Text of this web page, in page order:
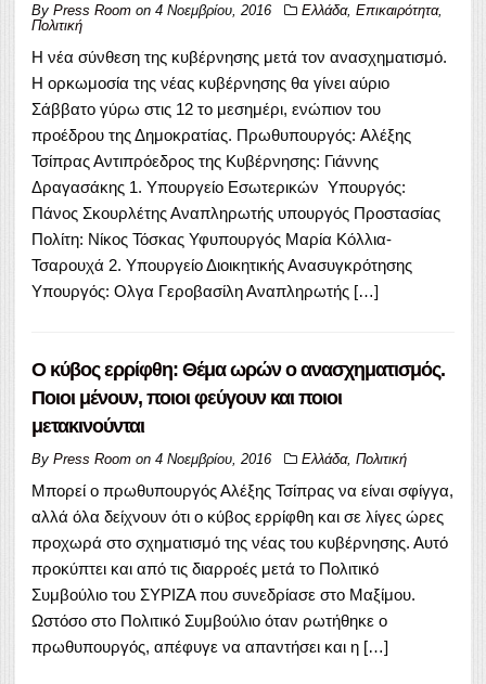
By Press Room on 4 Νοεμβρίου, 2016 Ελλάδα, Επικαιρότητα,
Πολιτική
Η νέα σύνθεση της κυβέρνησης μετά τον ανασχηματισμό.
Η ορκωμοσία της νέας κυβέρνησης θα γίνει αύριο
Σάββατο γύρω στις 12 το μεσημέρι, ενώπιον του
προέδρου της Δημοκρατίας. Πρωθυπουργός: Αλέξης
Τσίπρας Αντιπρόεδρος της Κυβέρνησης: Γιάννης
Δραγασάκης 1. Υπουργείο Εσωτερικών Υπουργός:
Πάνος Σκουρλέτης Αναπληρωτής υπουργός Προστασίας
Πολίτη: Νίκος Τόσκας Υφυπουργός Μαρία Κόλλια-
Τσαρουχά 2. Υπουργείο Διοικητικής Ανασυγκρότησης
Υπουργός: Ολγα Γεροβασίλη Αναπληρωτής […]
Ο κύβος ερρίφθη: Θέμα ωρών ο ανασχηματισμός.
Ποιοι μένουν, ποιοι φεύγουν και ποιοι
μετακινούνται
By Press Room on 4 Νοεμβρίου, 2016 Ελλάδα, Πολιτική
Μπορεί ο πρωθυπουργός Αλέξης Τσίπρας να είναι σφίγγα,
αλλά όλα δείχνουν ότι ο κύβος ερρίφθη και σε λίγες ώρες
προχωρά στο σχηματισμό της νέας του κυβέρνησης. Αυτό
προκύπτει και από τις διαρροές μετά το Πολιτικό
Συμβούλιο του ΣΥΡΙΖΑ που συνεδρίασε στο Μαξίμου.
Ωστόσο στο Πολιτικό Συμβούλιο όταν ρωτήθηκε ο
πρωθυπουργός, απέφυγε να απαντήσει και η […]